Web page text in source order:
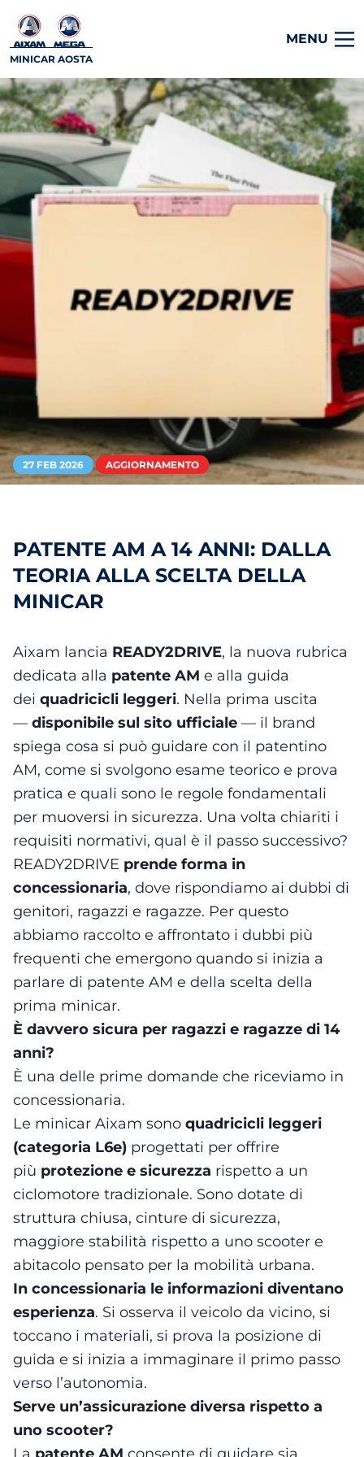
MINICAR AOSTA
MENU
27 FEB 2026 AGGIORNAMENTO
PATENTE AM A 14 ANNI: DALLA
TEORIA ALLA SCELTA DELLA
MINICAR
Aixam lancia READY2DRIVE, la nuova rubrica
dedicata alla patente AM e alla guida
dei quadricicli leggeri. Nella prima uscita
— disponibile sul sito ufficiale — il brand
spiega cosa si può guidare con il patentino
AM, come si svolgono esame teorico e prova
pratica e quali sono le regole fondamentali
per muoversi in sicurezza. Una volta chiariti i
requisiti normativi, qual è il passo successivo?
READY2DRIVE prende forma in
concessionaria, dove rispondiamo ai dubbi di
genitori, ragazzi e ragazze. Per questo
abbiamo raccolto e affrontato i dubbi più
frequenti che emergono quando si inizia a
parlare di patente AM e della scelta della
prima minicar.
È davvero sicura per ragazzi e ragazze di 14
anni?
È una delle prime domande che riceviamo in
concessionaria.
Le minicar Aixam sono quadricicli leggeri
(categoria L6e) progettati per offrire
più protezione e sicurezza rispetto a un
ciclomotore tradizionale. Sono dotate di
struttura chiusa, cinture di sicurezza,
maggiore stabilità rispetto a uno scooter e
abitacolo pensato per la mobilità urbana.
In concessionaria le informazioni diventano
esperienza. Si osserva il veicolo da vicino, si
toccano i materiali, si prova la posizione di
guida e si inizia a immaginare il primo passo
verso l’autonomia.
Serve un’assicurazione diversa rispetto a
uno scooter?